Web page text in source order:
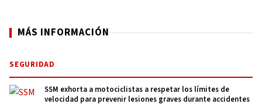
MÁS INFORMACIÓN
SEGURIDAD
SSM exhorta a motociclistas a respetar los límites de
velocidad para prevenir lesiones graves durante accidentes